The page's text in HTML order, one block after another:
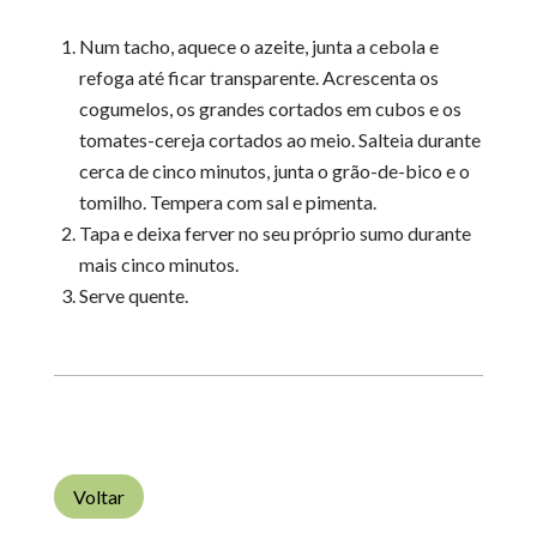
Num tacho, aquece o azeite, junta a cebola e
refoga até ficar transparente. Acrescenta os
cogumelos, os grandes cortados em cubos e os
tomates-cereja cortados ao meio. Salteia durante
cerca de cinco minutos, junta o grão-de-bico e o
tomilho. Tempera com sal e pimenta.
Tapa e deixa ferver no seu próprio sumo durante
mais cinco minutos.
Serve quente.
Voltar